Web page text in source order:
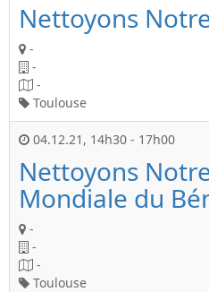
Nettoyons
-
-
-
Toulouse
04.12.21 , 14h30 - 17h00
Nettoyons
Mondiale du
-
-
-
Toulouse